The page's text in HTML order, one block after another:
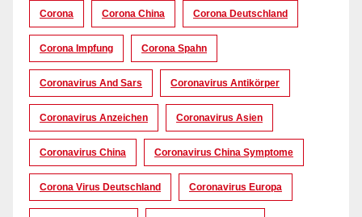
Corona Corona China Corona Deutschland
Corona Impfung Corona Spahn
Coronavirus And Sars Coronavirus Antikörper
Coronavirus Anzeichen Coronavirus Asien
Coronavirus China Coronavirus China Symptome
Corona Virus Deutschland Coronavirus Europa